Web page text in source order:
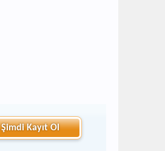
Şimdi Kayıt Ol